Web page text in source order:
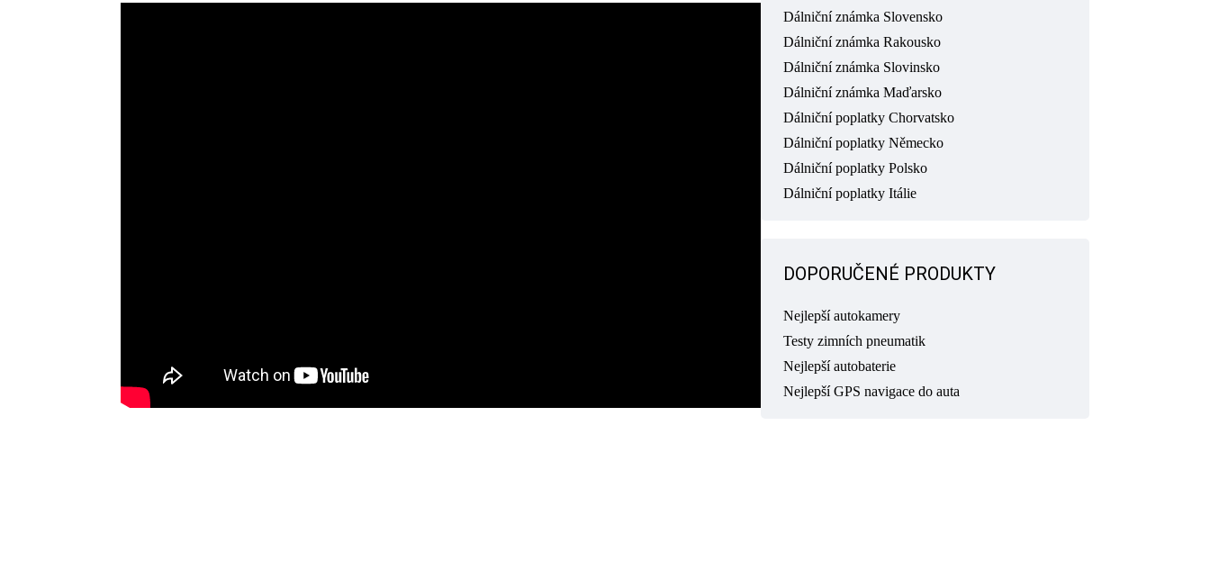
Dálniční známka Slovensko
Dálniční známka Rakousko
Dálniční známka Slovinsko
Dálniční známka Maďarsko
Dálniční poplatky Chorvatsko
Dálniční poplatky Německo
Dálniční poplatky Polsko
Dálniční poplatky Itálie
DOPORUČENÉ PRODUKTY
Nejlepší autokamery
Testy zimních pneumatik
Nejlepší autobaterie
Nejlepší GPS navigace do auta